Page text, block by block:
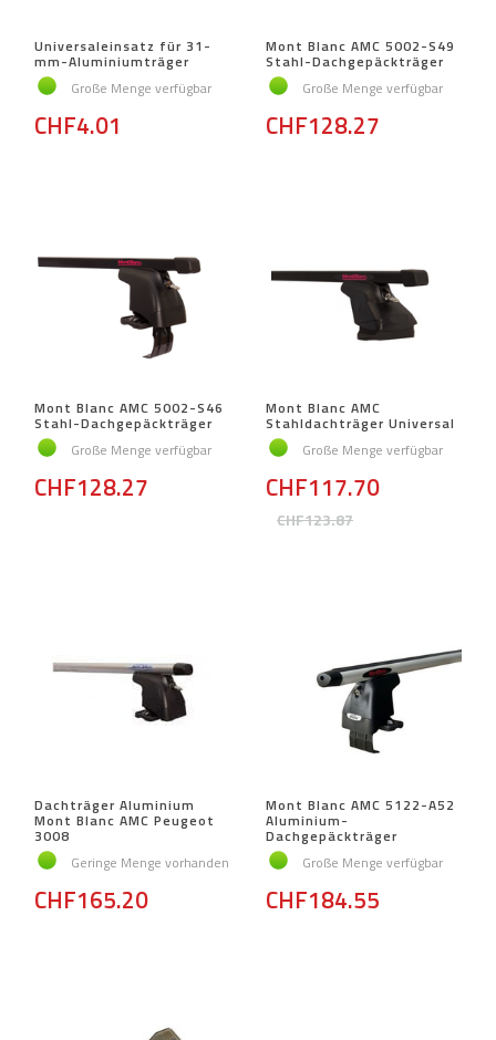
Universaleinsatz für 31-
mm-Aluminiumträger
Große Menge verfügbar
CHF4.01
Mont Blanc AMC 5002-S49
Stahl-Dachgepäckträger
Große Menge verfügbar
CHF128.27
Mont Blanc AMC 5002-S46
Stahl-Dachgepäckträger
Große Menge verfügbar
CHF128.27
Mont Blanc AMC
Stahldachträger Universal
Große Menge verfügbar
CHF123.87
CHF117.70
Dachträger Aluminium
Mont Blanc AMC Peugeot
3008
Geringe Menge vorhanden
CHF165.20
Mont Blanc AMC 5122-A52
Aluminium-
Dachgepäckträger
Große Menge verfügbar
CHF184.55